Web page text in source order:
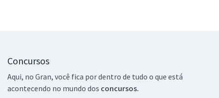
Concursos
Aqui, no Gran, você fica por dentro de tudo o que está
acontecendo no mundo dos concursos.